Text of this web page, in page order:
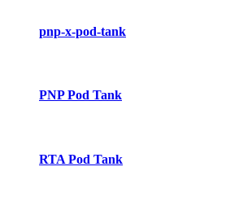
pnp-x-pod-tank
PNP Pod Tank
RTA Pod Tank